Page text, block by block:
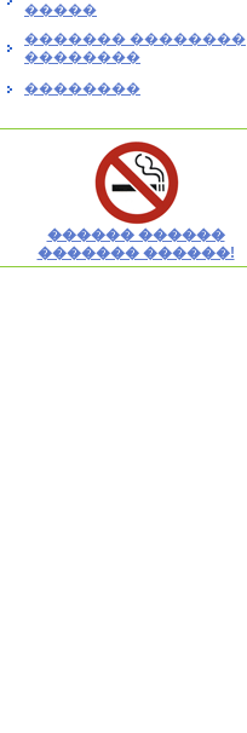
�����
������� ��������
��������
��������
������ ������
������� ������!